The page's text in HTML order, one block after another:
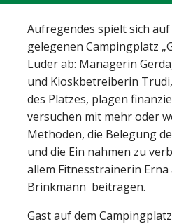
Aufregendes spielt sich auf
gelegenen Cam­pingplatz
Lüder ab: Managerin
und Kioskbetreiberin
des Platzes, plagen
versuchen mit mehr oder
Methoden, die Belegung
und die Ein nahmen zu
allem Fitnesstrainerin Erna
Brinkmann beitragen.
Gast auf dem